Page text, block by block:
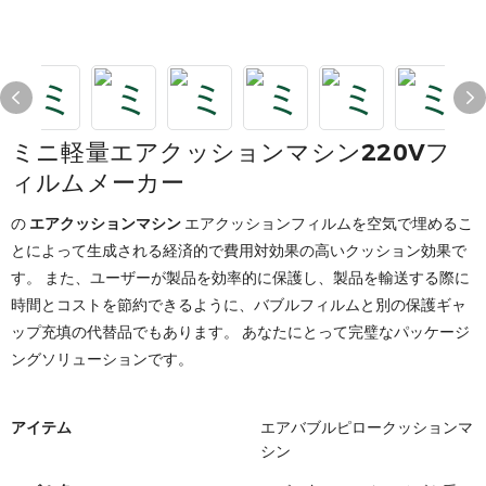
ミニ軽量エアクッションマシン220Vフ
ィルムメーカー
の エアクッションマシン エアクッションフィルムを空気で埋めるこ
とによって生成される経済的で費用対効果の高いクッション効果で
す。 また、ユーザーが製品を効率的に保護し、製品を輸送する際に
時間とコストを節約できるように、バブルフィルムと別の保護ギャ
ップ充填の代替品でもあります。 あなたにとって完璧なパッケージ
ングソリューションです。
アイテム
エアバブルピロークッションマ
シン